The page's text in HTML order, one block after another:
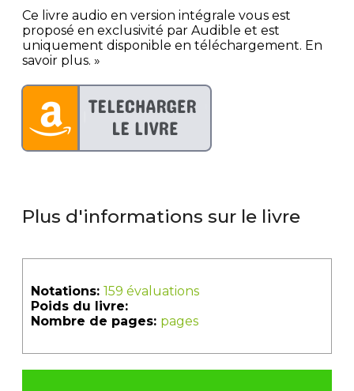
Ce livre audio en version intégrale vous est
proposé en exclusivité par Audible et est
uniquement disponible en téléchargement. En
savoir plus. »
Plus d'informations sur le livre
Notations: 159 évaluations
Poids du livre:
Nombre de pages: pages